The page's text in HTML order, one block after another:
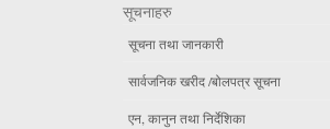
सूचनाहरु
सूचना तथा जानकारी
सार्वजनिक खरीद /बोलपत्र सूचना
एन, कानुन तथा निर्देशिका